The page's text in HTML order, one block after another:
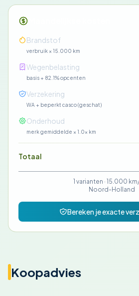
Brandstof
verbruik × 15.000 km
Wegenbelasting
basis + 82.1% opcenten
Verzekering
WA + beperkt casco (geschat)
Onderhoud
merk gemiddelde × 1.0× km
Totaal
1 varianten · 15.000
Noord-Holland
Bereken je exacte
Koopadvies